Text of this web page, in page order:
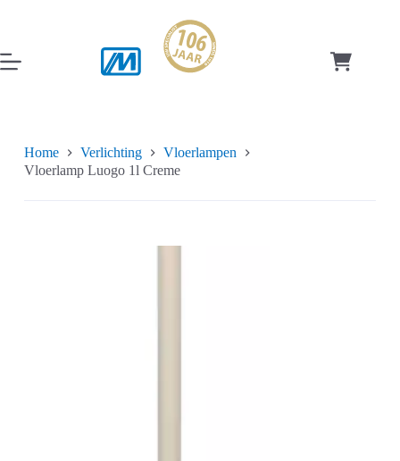
inhoud
Home Verlichting
Vloerlampen
Vloerlamp Luogo 1l Creme